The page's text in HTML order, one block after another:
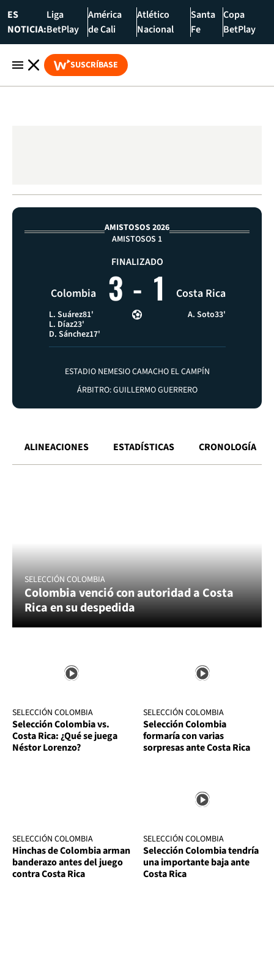
ES
NOTICIA:
Liga
BetPlay
América
de Cali
Atlético
Nacional
Santa
Fe
Copa
BetPlay
SUSCRÍBASE
AMISTOSOS 2026
AMISTOSOS 1
Colombia
FINALIZADO
3 - 1 Costa Rica
L. Suárez81'
L. Díaz23'
D. Sánchez17'
A. Soto33'
ESTADIO NEMESIO CAMACHO EL CAMPÍN
ÁRBITRO: GUILLERMO GUERRERO
ALINEACIONES ESTADÍSTICAS CRONOLOGÍA
SELECCIÓN COLOMBIA
Colombia venció con autoridad a Costa
Rica en su despedida
SELECCIÓN COLOMBIA
Selección Colombia vs.
Costa Rica: ¿Qué se juega
Néstor Lorenzo?
SELECCIÓN COLOMBIA
Selección Colombia
formaría con varias
sorpresas ante Costa Rica
SELECCIÓN COLOMBIA
Hinchas de Colombia arman
banderazo antes del juego
contra Costa Rica
SELECCIÓN COLOMBIA
Selección Colombia tendría
una importante baja ante
Costa Rica